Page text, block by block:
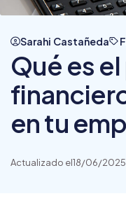
Sarahi Castañeda
Qué es
en tu
Actualizado el18/06/2025